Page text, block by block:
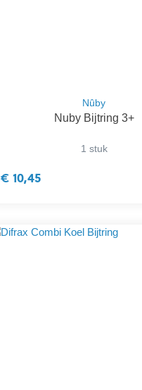
Nûby
Nuby Bijtring 3+
1 stuk
€ 10,45